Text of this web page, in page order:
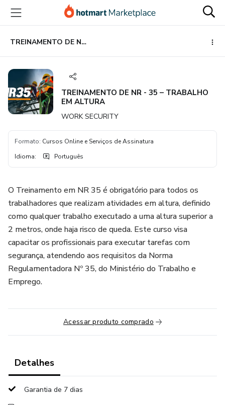
para
conteúdo
principal
para
pagamento
para
rodapé
TREINAMENTO DE NR - 35 – TRABALHO EM ALTURA
TREINAMENTO DE NR - 35 – TRABALHO
EM ALTURA
WORK SECURITY
Formato: Cursos Online e Serviços de Assinatura
Idioma: Português
O Treinamento em NR 35 é obrigatório para todos os
trabalhadores que realizam atividades em altura, definido
como qualquer trabalho executado a uma altura superior a
2 metros, onde haja risco de queda. Este curso visa
capacitar os profissionais para executar tarefas com
segurança, atendendo aos requisitos da Norma
Regulamentadora Nº 35, do Ministério do Trabalho e
Emprego.
Acessar produto comprado
Detalhes
Garantia de 7 dias